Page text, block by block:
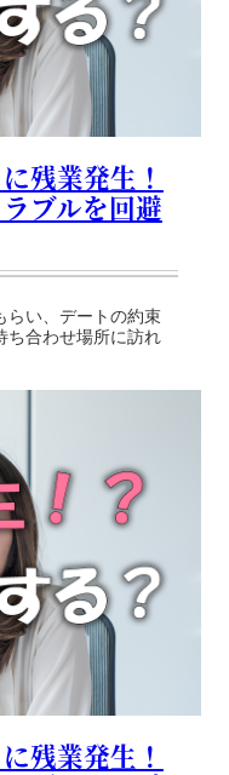
残業発生！
ブルを回避
らい、デートの約束
ち合わせ場所に訪れ
残業発生！